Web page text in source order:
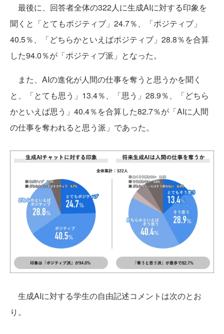
最後に、回答者全体の322人に生成AIに対する印象を
聞くと「とてもポジティブ」24.7％、「ポジティブ」
40.5％、「どちらかといえばポジティブ」28.8％を合算
した94.0％が「ポジティブ派」となった。
また、AIの進化が人間の仕事を奪うと思うかを聞く
と、「とても思う」13.4％、「思う」28.9％、「どちら
かといえば思う」40.4％を合算した82.7％が「AIに人間
の仕事を奪われると思う派」であった。
生成AIに対する学生の自由記述コメントは次のとお
り。